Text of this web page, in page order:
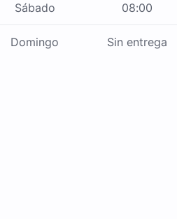
Sábado 08:00
Domingo Sin entrega